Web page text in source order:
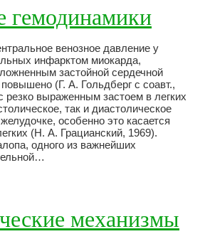
гемодинамики
венозное давление у
инфарктом миокарда,
застойной сердечной
(Г. А. Гольдберг с соавт.,
резко выраженным застоем в легких
так и диастолическое
особенно это касается
(Н. А. Грацианский, 1969).
одного из важнейших
механизмы